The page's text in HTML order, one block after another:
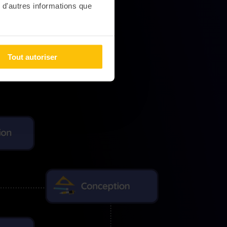
informations que
Tout autoriser